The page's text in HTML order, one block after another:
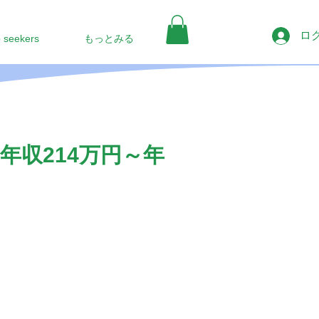
seekers もっとみる ロ
収214万円～年